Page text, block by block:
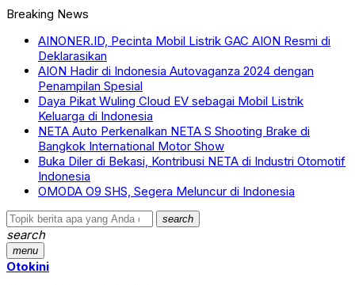
Breaking News
AINONER.ID, Pecinta Mobil Listrik GAC AION Resmi di
Deklarasikan
AION Hadir di Indonesia Autovaganza 2024 dengan
Penampilan Spesial
Daya Pikat Wuling Cloud EV sebagai Mobil Listrik
Keluarga di Indonesia
NETA Auto Perkenalkan NETA S Shooting Brake di
Bangkok International Motor Show
Buka Diler di Bekasi, Kontribusi NETA di Industri Otomotif
Indonesia
OMODA O9 SHS, Segera Meluncur di Indonesia
search
search
menu
Otokini